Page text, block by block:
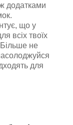
додатками
що у
всіх твоїх
не
для